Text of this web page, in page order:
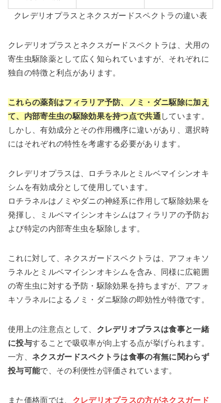
クレデリオプラスとネクスガードスペクトラの違い表
クレデリオプラスとネクスガードスペクトラは、犬用の
寄生虫駆除薬として広く知られていますが、それぞれに
独自の特徴と利点があります。
これらの薬剤はフィラリア予防、ノミ・ダニ駆除に加え
て、内部寄生虫の駆除効果を持つ点で共通 しています。
しかし、有効成分とその作用機序に違いがあり、選択時
にはそれぞれの特性を考慮する必要があります。
クレデリオプラスは、ロチラネルとミルベマイシンオキ
シムを有効成分として使用しています。
ロチラネルはノミやダニの神経系に作用して駆除効果を
発揮し、ミルベマイシンオキシムはフィラリアの予防お
よび特定の内部寄生虫を駆除します。
これに対して、ネクスガードスペクトラは、アフォキソ
ラネルとミルベマイシンオキシムを含み、同様に広範囲
の寄生虫に対する予防・駆除効果を持ちますが、アフォ
キソラネルによるノミ・ダニ駆除の即効性が特徴です。
使用上の注意点として、 クレデリオプラスは食事と一緒
に投与することで吸収率が向上する点が挙げられます。
一方、 ネクスガードスペクトラは食事の有無に関わらず
投与可能で、その利便性が評価されています。
また価格面では、 クレデリオプラスの方がネクスガード